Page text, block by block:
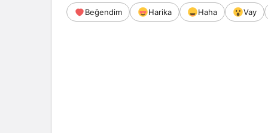
Beğendim Harika Haha Vay